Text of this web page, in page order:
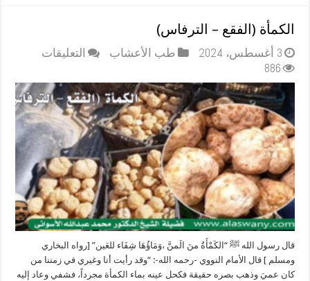
الكمأة (الفقع – الترفاس)
3 أغسطس، 2024 طب الأعشاب التعليقات
(الفقع
–
مغلقة
886
قال رسول الله ﷺ “الكَمْأَةُ منَ الَمنَّ ،وَمَاؤُهَا شِفَاء للعَين” [رواه البخاري
ومسلم ] قال الأمام النووي -رحمه الله-: “وقد رأيت أنا وغيري في زمننا من
كان عميَ وذهب بصره حقيقة فكحل عينه بماء الكمأة مجرداً، فشفي وعاد إليه